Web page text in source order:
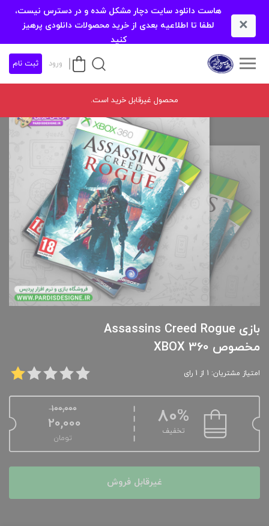
×
هاست دانلود سایت دچار مشکل شده و در دسترس نیست،
لطفا تا اطلاعیه بعدی از خرید محصولات دانلودی پرهیز
کنید
ورود ثبت نام
محصول غیرقابل خرید است.
بازی Assassins Creed Rogue
مخصوص XBOX 360
امتیاز مشتریان: 1 از 1 رای
80%
تخفیف
100,000
20,000
تومان
غیرقابل فروش